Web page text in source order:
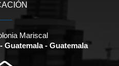
Mariscal
Guatemala - Guatemala